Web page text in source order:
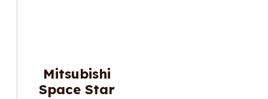
Mitsubishi
Space Star